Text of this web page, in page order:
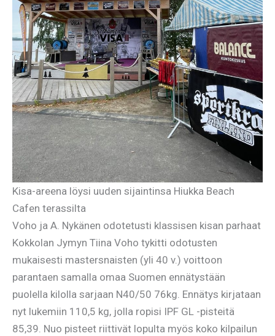
Kisa-areena löysi uuden sijaintinsa Hiukka Beach
Cafen terassilta
Voho ja A. Nykänen odotetusti klassisen kisan parhaat
Kokkolan Jymyn Tiina Voho tykitti odotusten
mukaisesti mastersnaisten (yli 40 v.) voittoon
parantaen samalla omaa Suomen ennätystään
puolella kilolla sarjaan N40/50 76kg. Ennätys kirjataan
nyt lukemiin 110,5 kg, jolla ropisi IPF GL -pisteitä
85,39. Nuo pisteet riittivät lopulta myös koko kilpailun